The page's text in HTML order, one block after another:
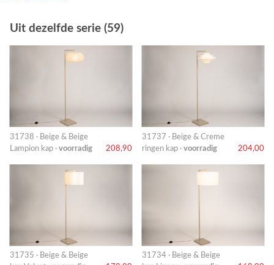
Uit dezelfde serie (59)
31738 · Beige & Beige
Lampion kap · voorradig 208,90
31737 · Beige & Creme
ringen kap · voorradig 204,00
31735 · Beige & Beige
31734 · Beige & Beige